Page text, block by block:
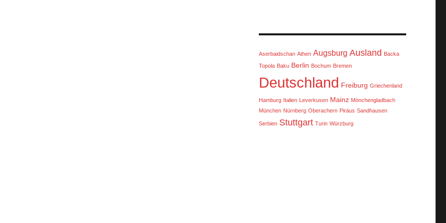
Aserbaidschan Athen Augsburg Ausland Backa
Topola Baku Berlin Bochum Bremen
Deutschland Freiburg Griechenland
Hamburg Italien Leverkusen Mainz Mönchengladbach
München Nürnberg Oberachern Piräus Sandhausen
Serbien Stuttgart Turin Würzburg